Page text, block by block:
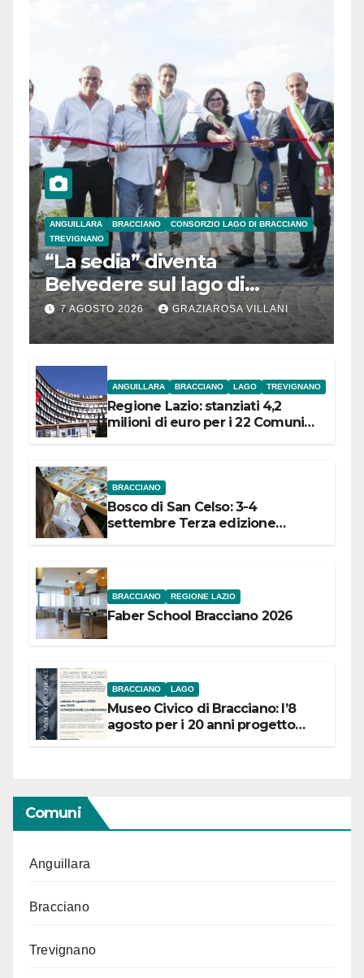
ANGUILLARA BRACCIANO
CONSORZIO LAGO DI BRACCIANO
TREVIGNANO
“La sedia” diventa
Belvedere sul lago di
Bracciano: ieri
l’inaugurazione
7 AGOSTO 2026 GRAZIAROSA VILLANI
ANGUILLARA BRACCIANO LAGO TREVIGNANO
Regione Lazio: stanziati 4,2
milioni di euro per i 22 Comuni
BRACCIANO
Bosco di San Celso: 3-4
settembre Terza edizione
BRACCIANO REGIONE LAZIO
Faber School Bracciano 2026
BRACCIANO LAGO
Museo Civico di Bracciano: l’8
agosto per i 20 anni progetto
Comuni
Anguillara
Bracciano
Trevignano